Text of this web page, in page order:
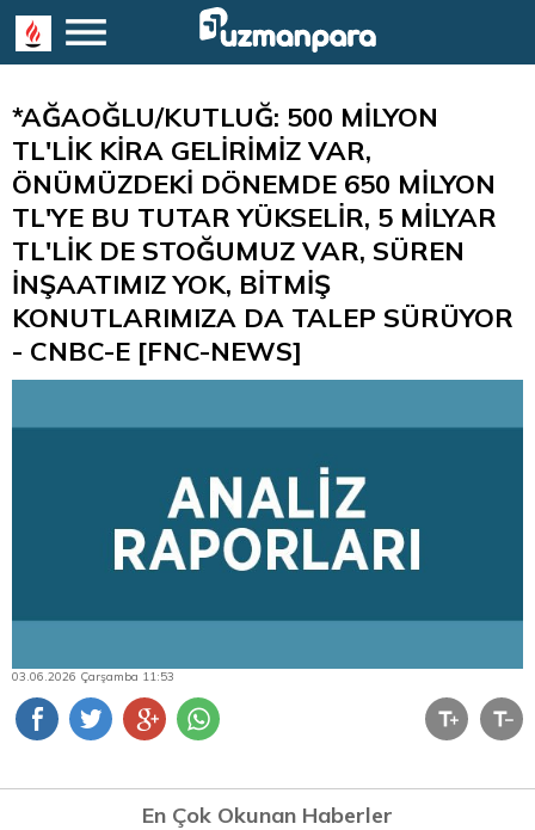
*AĞAOĞLU/KUTLUĞ: 500 MİLYON
TL'LİK KİRA GELİRİMİZ VAR,
ÖNÜMÜZDEKİ DÖNEMDE 650 MİLYON
TL'YE BU TUTAR YÜKSELİR, 5 MİLYAR
TL'LİK DE STOĞUMUZ VAR, SÜREN
İNŞAATIMIZ YOK, BİTMİŞ
KONUTLARIMIZA DA TALEP SÜRÜYOR
- CNBC-E [FNC-NEWS]
03.06.2026 Çarşamba 11:53
En Çok Okunan Haberler